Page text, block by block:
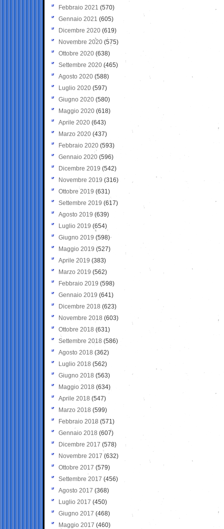
Febbraio 2021 (570)
Gennaio 2021 (605)
Dicembre 2020 (619)
Novembre 2020 (575)
Ottobre 2020 (638)
Settembre 2020(465)
Agosto 2020 (588)
Luglio 2020 (597)
Giugno 2020 (580)
Maggio 2020 (618)
Aprile 2020 (643)
Marzo 2020 (437)
Febbraio 2020 (593)
Gennaio 2020 (596)
Dicembre 2019 (542)
Novembre 2019 (316)
Ottobre 2019 (631)
Settembre 2019 (617)
Agosto 2019 (639)
Luglio 2019 (654)
Giugno 2019 (598)
Maggio 2019 (527)
Aprile 2019 (383)
Marzo 2019 (562)
Febbraio 2019 (598)
Gennaio 2019 (641)
Dicembre 2018 (623)
Novembre 2018 (603)
Ottobre 2018 (631)
Settembre 2018 (586)
Agosto 2018 (362)
Luglio 2018 (562)
Giugno 2018 (563)
Maggio 2018 (634)
Aprile 2018 (547)
Marzo 2018 (599)
Febbraio 2018 (571)
Gennaio 2018 (607)
Dicembre 2017 (578)
Novembre 2017 (632)
Ottobre 2017 (579)
Settembre 2017 (456)
Agosto 2017 (368)
Luglio 2017 (450)
Giugno 2017 (468)
Maggio 2017 (460)